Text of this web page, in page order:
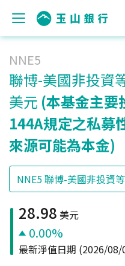
NNE5
聯博-美國非投資
美元 (本基金主要
144A規定之私募
來源可能為本金)
28.98 美元
0.00%
最新淨值日期 (2026/08/